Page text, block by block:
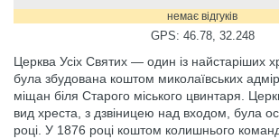
немає відгуків
GPS: 46.78, 32.248
Церква Усіх Святих — один із найстаріших
була збудована коштом миколаївських
міщан біля Старого міського цвинтаря.
вид хреста, з дзвіницею над входом, була
році. У 1876 році коштом колишнього